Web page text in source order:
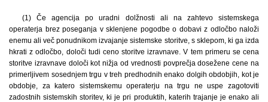
(1) Če agencija po uradni dolžnosti ali na zahtevo sistemskega
operaterja brez poseganja v sklenjene pogodbe o dobavi z odločbo naloži
enemu ali več ponudnikom izvajanje sistemske storitve, s sklepom, ki ga izda
hkrati z odločbo, določi tudi ceno storitve izravnave. V tem primeru se cena
storitve izravnave določi kot nižja od vrednosti povprečja dosežene cene na
primerljivem sosednjem trgu v treh predhodnih enako dolgih obdobjih, kot je
obdobje, za katero sistemskemu operaterju na trgu ne uspe zagotoviti
zadostnih sistemskih storitev, ki je pri produktih, katerih trajanje je enako ali